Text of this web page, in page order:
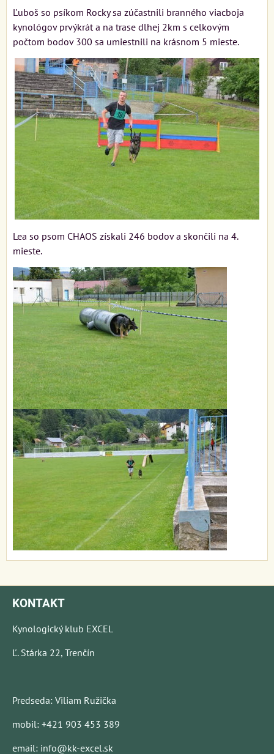
Ľuboš so psíkom Rocky sa zúčastnili branného viacboja
kynológov prvýkrát a na trase dlhej 2km s celkovým
počtom bodov 300 sa umiestnili na krásnom 5 mieste.
Lea so psom CHAOS získali 246 bodov a skončili na 4.
mieste.
KONTAKT
Kynologický klub EXCEL
Ľ. Stárka 22, Trenčín
Predseda: Viliam Ružička
mobil: +421 903 453 389
email: info@kk-excel.sk